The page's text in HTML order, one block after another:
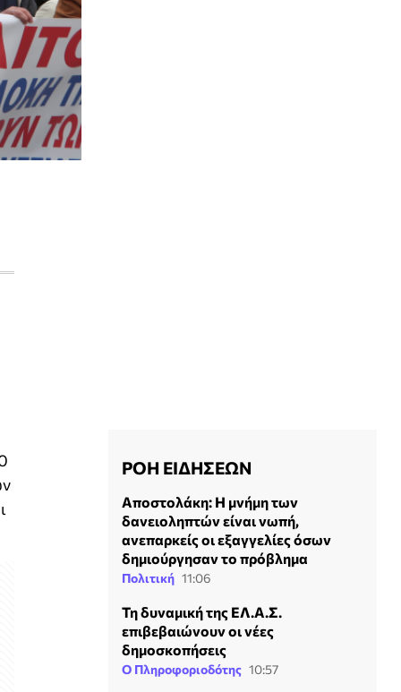
ΡΟΗ ΕΙΔΗΣΕΩΝ
Αποστολάκη: Η μνήμη των
δανειοληπτών είναι νωπή,
ανεπαρκείς οι εξαγγελίες όσων
δημιούργησαν το πρόβλημα
Πολιτική 11:06
Τη δυναμική της ΕΛ.Α.Σ.
επιβεβαιώνουν οι νέες
δημοσκοπήσεις
Ο Πληροφοριοδότης 10:57